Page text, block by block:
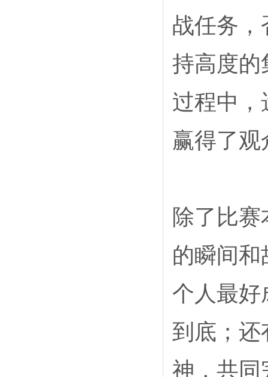
战任务，
持高度的
过程中，
赢得了
除了比
的瞬间
个人最好
到底；还
神，共同